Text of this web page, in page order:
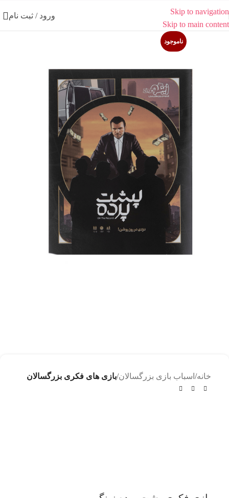
Skip to navigation
Skip to main content
ورود / ثبت نام
ناموجود
خانه اسباب بازی بزرگسالان بازی های فکری بزرگسالان